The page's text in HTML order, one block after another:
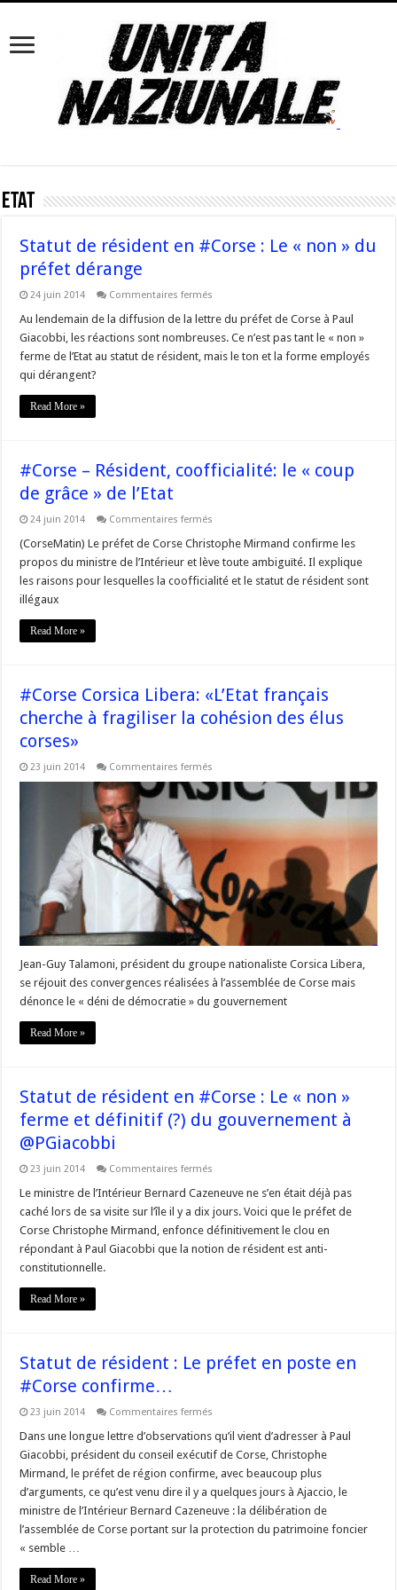
Etat
Statut de résident en #Corse : Le « non » du
préfet dérange
24 juin 2014 Commentaires fermés
de
résident
en
#Corse
:
Au lendemain de la diffusion de la lettre du préfet de Corse à Paul
Giacobbi, les réactions sont nombreuses. Ce n’est pas tant le « non »
ferme de l’Etat au statut de résident, mais le ton et la forme employés
qui dérangent?
Read More »
#Corse – Résident, coofficialité: le « coup
de grâce » de l’Etat
24 juin 2014 Commentaires fermés
–
Résident,
coofficialité:
le
«
(CorseMatin) Le préfet de Corse Christophe Mirmand confirme les
propos du ministre de l’Intérieur et lève toute ambiguïté. Il explique
les raisons pour lesquelles la coofficialité et le statut de résident sont
illégaux
Read More »
#Corse Corsica Libera: «L’Etat français
cherche à fragiliser la cohésion des élus
corses»
23 juin 2014 Commentaires fermés
Corsica
Libera:
français
cherche
fragiliser
la
cohésion
des
élus
corses»
Jean-Guy Talamoni, président du groupe nationaliste Corsica Libera,
se réjouit des convergences réalisées à l’assemblée de Corse mais
dénonce le « déni de démocratie » du gouvernement
Read More »
Statut de résident en #Corse : Le « non »
ferme et définitif (?) du gouvernement à
@PGiacobbi
23 juin 2014 Commentaires fermés
de
en
#Corse
:
Le
Le ministre de l’Intérieur Bernard Cazeneuve ne s’en était déjà pas
caché lors de sa visite sur l’île il y a dix jours. Voici que le préfet de
Corse Christophe Mirmand, enfonce définitivement le clou en
répondant à Paul Giacobbi que la notion de résident est anti-
constitutionnelle.
Read More »
Statut de résident : Le préfet en poste en
#Corse confirme…
23 juin 2014 Commentaires fermés
de
résident
:
Le
préfet
en
poste
en
#Corse
Dans une longue lettre d’observations qu’il vient d’adresser à Paul
Giacobbi, président du conseil exécutif de Corse, Christophe
Mirmand, le préfet de région confirme, avec beaucoup plus
d’arguments, ce qu’est venu dire il y a quelques jours à Ajaccio, le
ministre de l’Intérieur Bernard Cazeneuve : la délibération de
l’assemblée de Corse portant sur la protection du patrimoine foncier
« semble …
Read More »